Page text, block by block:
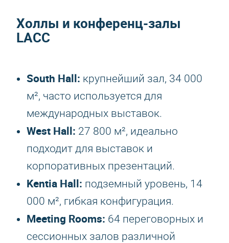
Холлы и конференц-залы
LACC
South Hall: крупнейший зал, 34 000
м², часто используется для
международных выставок.
West Hall: 27 800 м², идеально
подходит для выставок и
корпоративных презентаций.
Kentia Hall: подземный уровень, 14
000 м², гибкая конфигурация.
Meeting Rooms: 64 переговорных и
сессионных залов различной